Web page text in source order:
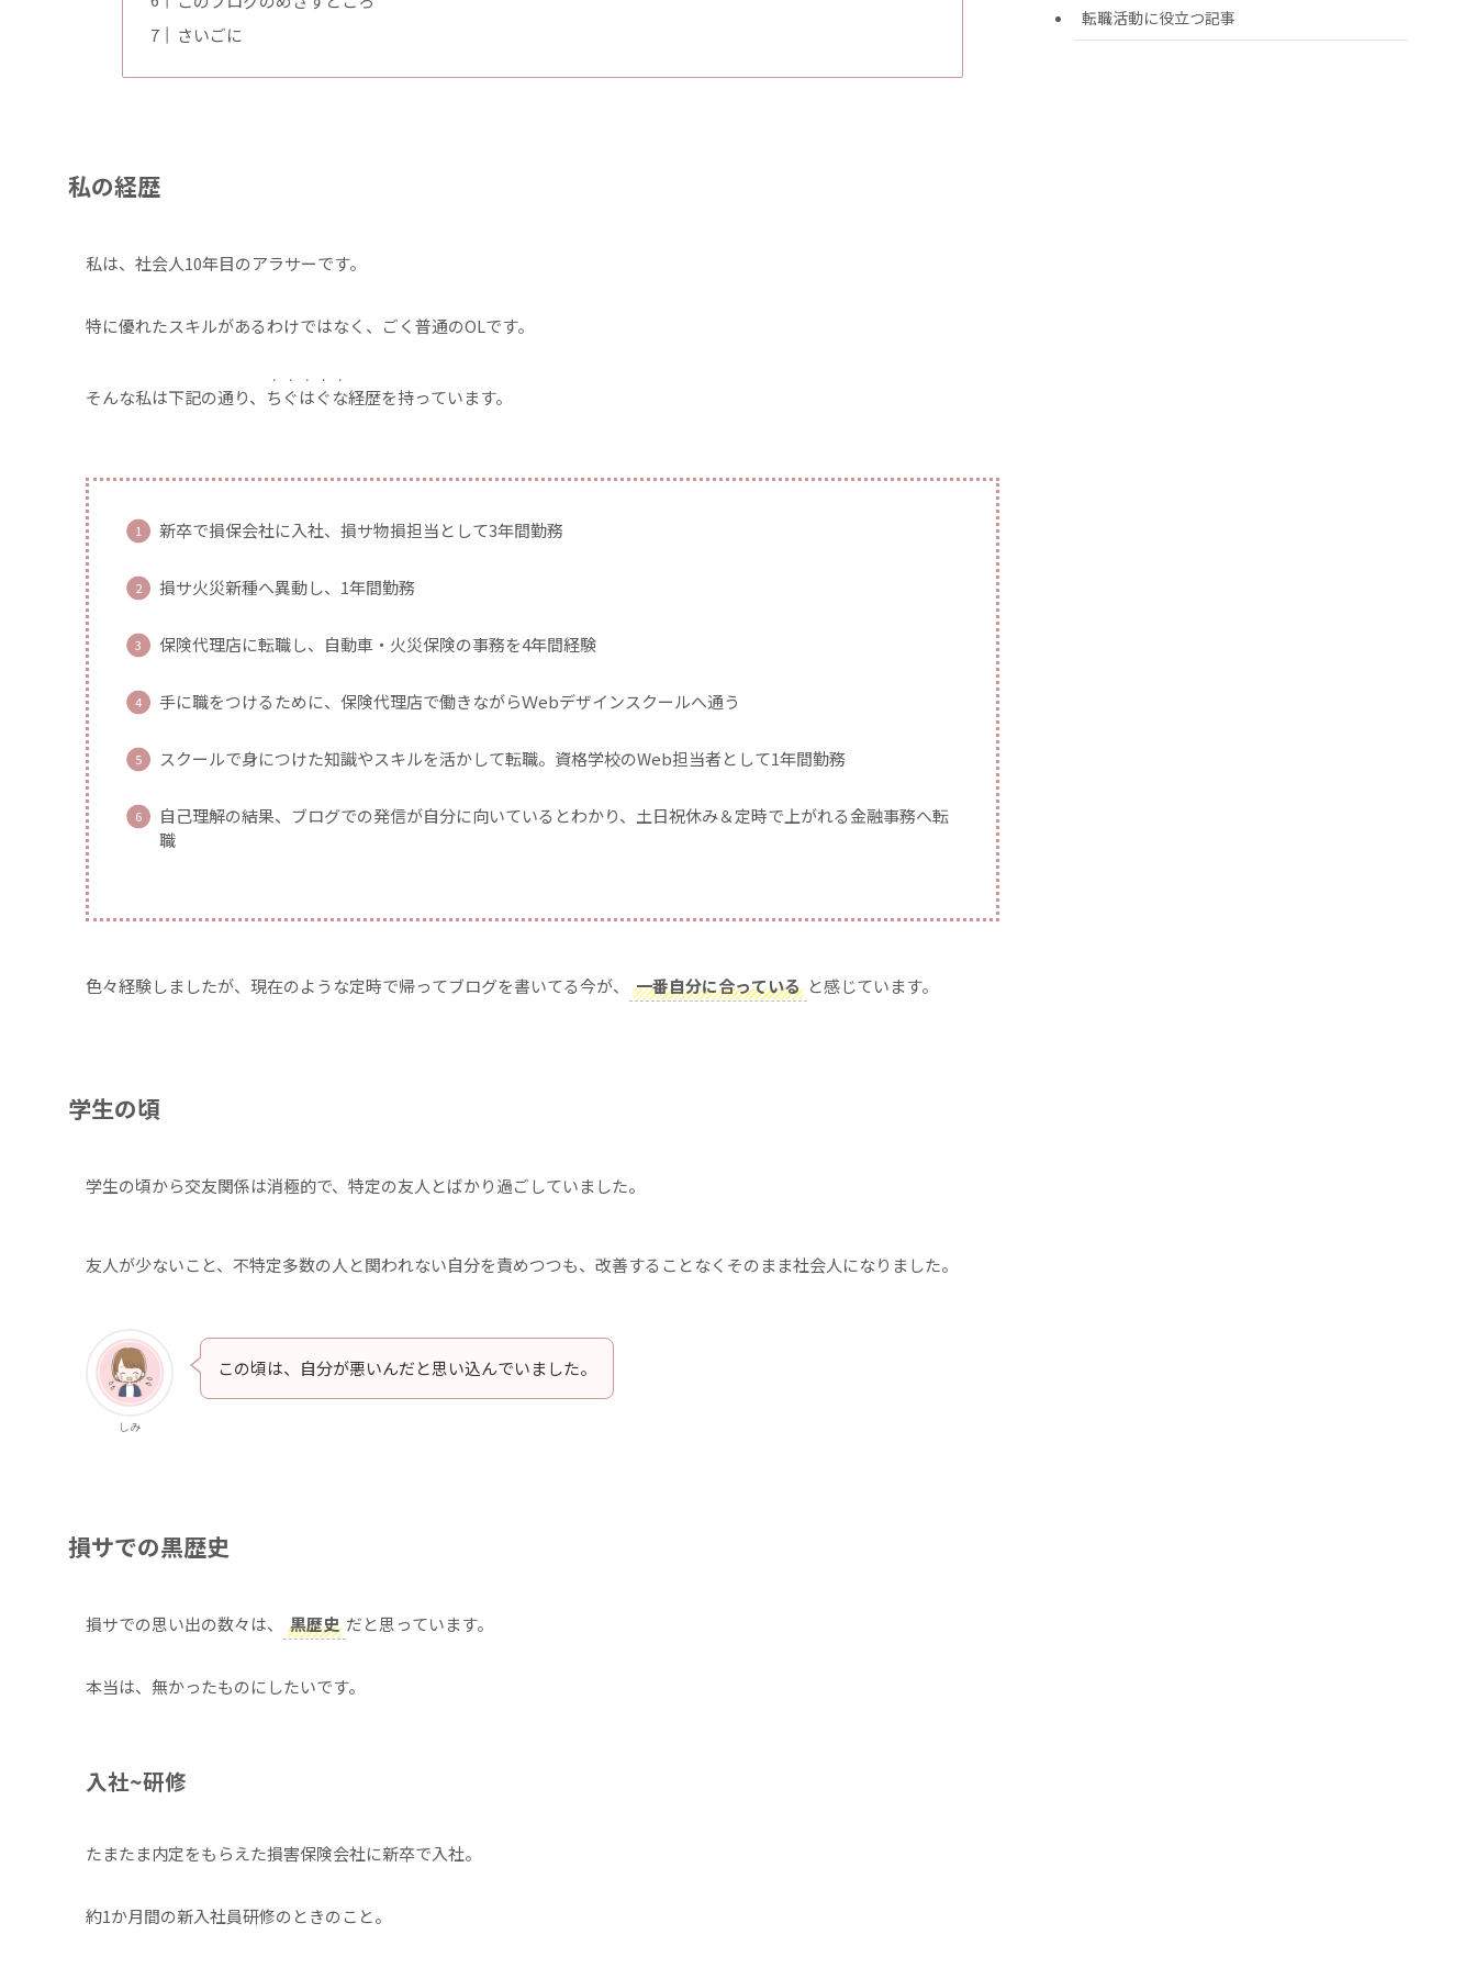
さいごに
私の経歴
私は、社会人10年目のアラサーです。
特に優れたスキルがあるわけではなく、ごく普通のOLです。
そんな私は下記の通り、 ちぐはぐな
・・・・・
経歴を持っています。
新卒で損保会社に入社、損サ物損担当として3年間勤務
損サ火災新種へ異動し、1年間勤務
保険代理店に転職し、自動車・火災保険の事務を4年間経験
手に職をつけるために、保険代理店で働きながらＷebデザインスクールへ通う
スクールで身につけた知識やスキルを活かして転職。資格学校のWeb担当者として1年間勤務
自己理解の結果、ブログでの発信が自分に向いているとわかり、土日祝休み＆定時で上がれる金融事務へ転
職
色々経験しましたが、現在のような定時で帰ってブログを書いてる今が、 一番自分に合っている と感じています。
学生の頃
学生の頃から交友関係は消極的で、特定の友人とばかり過ごしていました。
友人が少ないこと、不特定多数の人と関われない自分を責めつつも、改善することなくそのまま社会人になりました。
しみ
この頃は、自分が悪いんだと思い込んでいました。
損サでの黒歴史
損サでの思い出の数々は、 黒歴史 だと思っています。
本当は、無かったものにしたいです。
入社~研修
たまたま内定をもらえた損害保険会社に新卒で入社。
約1か月間の新入社員研修のときのこと。
転職活動に役立つ記事